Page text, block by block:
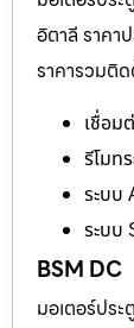
อิตาลี ราคา
ราคารวมติ
เชื่อม
รีโมท
ระบบ
ระบบ
BSM DC
มอเตอร์ปร